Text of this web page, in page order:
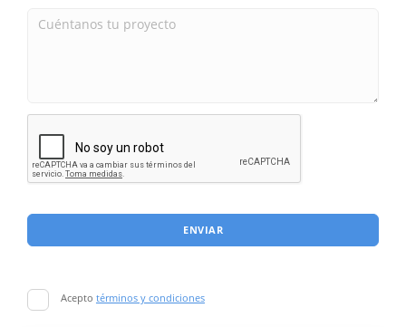
ENVIAR
Acepto términos y condiciones